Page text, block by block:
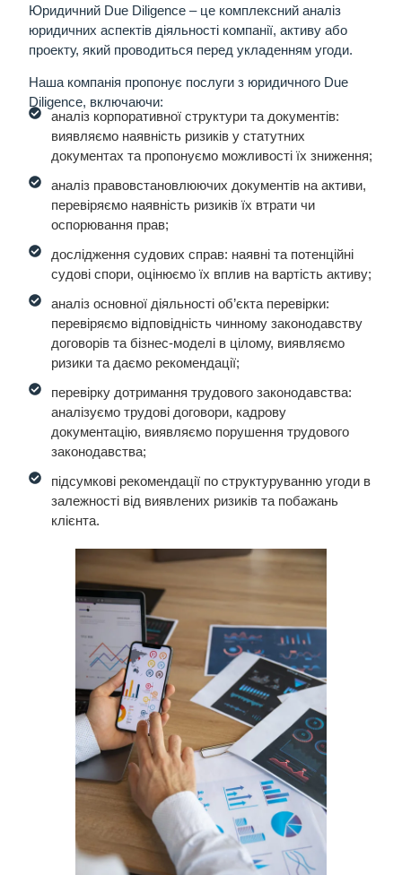
Юридичний Due Diligence – це комплексний аналіз
юридичних аспектів діяльності компанії, активу або
проекту, який проводиться перед укладенням угоди.
Наша компанія пропонує послуги з юридичного Due
Diligence, включаючи:
аналіз корпоративної структури та документів:
виявляємо наявність ризиків у статутних
документах та пропонуємо можливості їх зниження;
аналіз правовстановлюючих документів на активи,
перевіряємо наявність ризиків їх втрати чи
оспорювання прав;
дослідження судових справ: наявні та потенційні
судові спори, оцінюємо їх вплив на вартість активу;
аналіз основної діяльності об’єкта перевірки:
перевіряємо відповідність чинному законодавству
договорів та бізнес-моделі в цілому, виявляємо
ризики та даємо рекомендації;
перевірку дотримання трудового законодавства:
аналізуємо трудові договори, кадрову
документацію, виявляємо порушення трудового
законодавства;
підсумкові рекомендації по структуруванню угоди в
залежності від виявлених ризиків та побажань
клієнта.